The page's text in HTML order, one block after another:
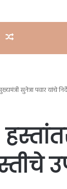
Random Article
सुनेत्रा पवार यांचे